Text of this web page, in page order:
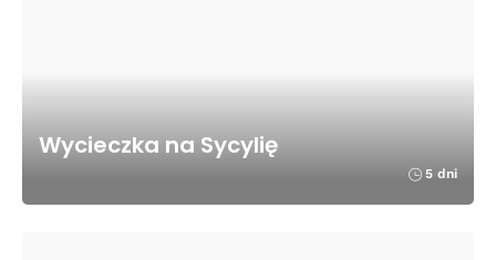
Wycieczka na Sycylię
5 dni